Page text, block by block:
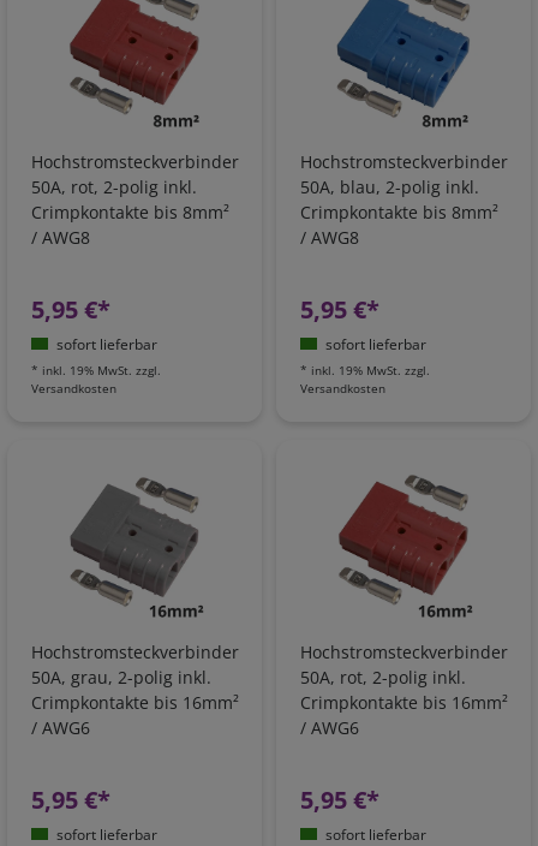
Hochstromsteckverbinder
50A, rot, 2-polig inkl.
Crimpkontakte bis 8mm²
/ AWG8
5,95 €*
sofort lieferbar
* inkl. 19% MwSt. zzgl.
Versandkosten
Hochstromsteckverbinder
50A, blau, 2-polig inkl.
Crimpkontakte bis 8mm²
/ AWG8
5,95 €*
sofort lieferbar
* inkl. 19% MwSt. zzgl.
Versandkosten
Hochstromsteckverbinder
50A, grau, 2-polig inkl.
Crimpkontakte bis 16mm²
/ AWG6
5,95 €*
sofort lieferbar
Hochstromsteckverbinder
50A, rot, 2-polig inkl.
Crimpkontakte bis 16mm²
/ AWG6
5,95 €*
sofort lieferbar